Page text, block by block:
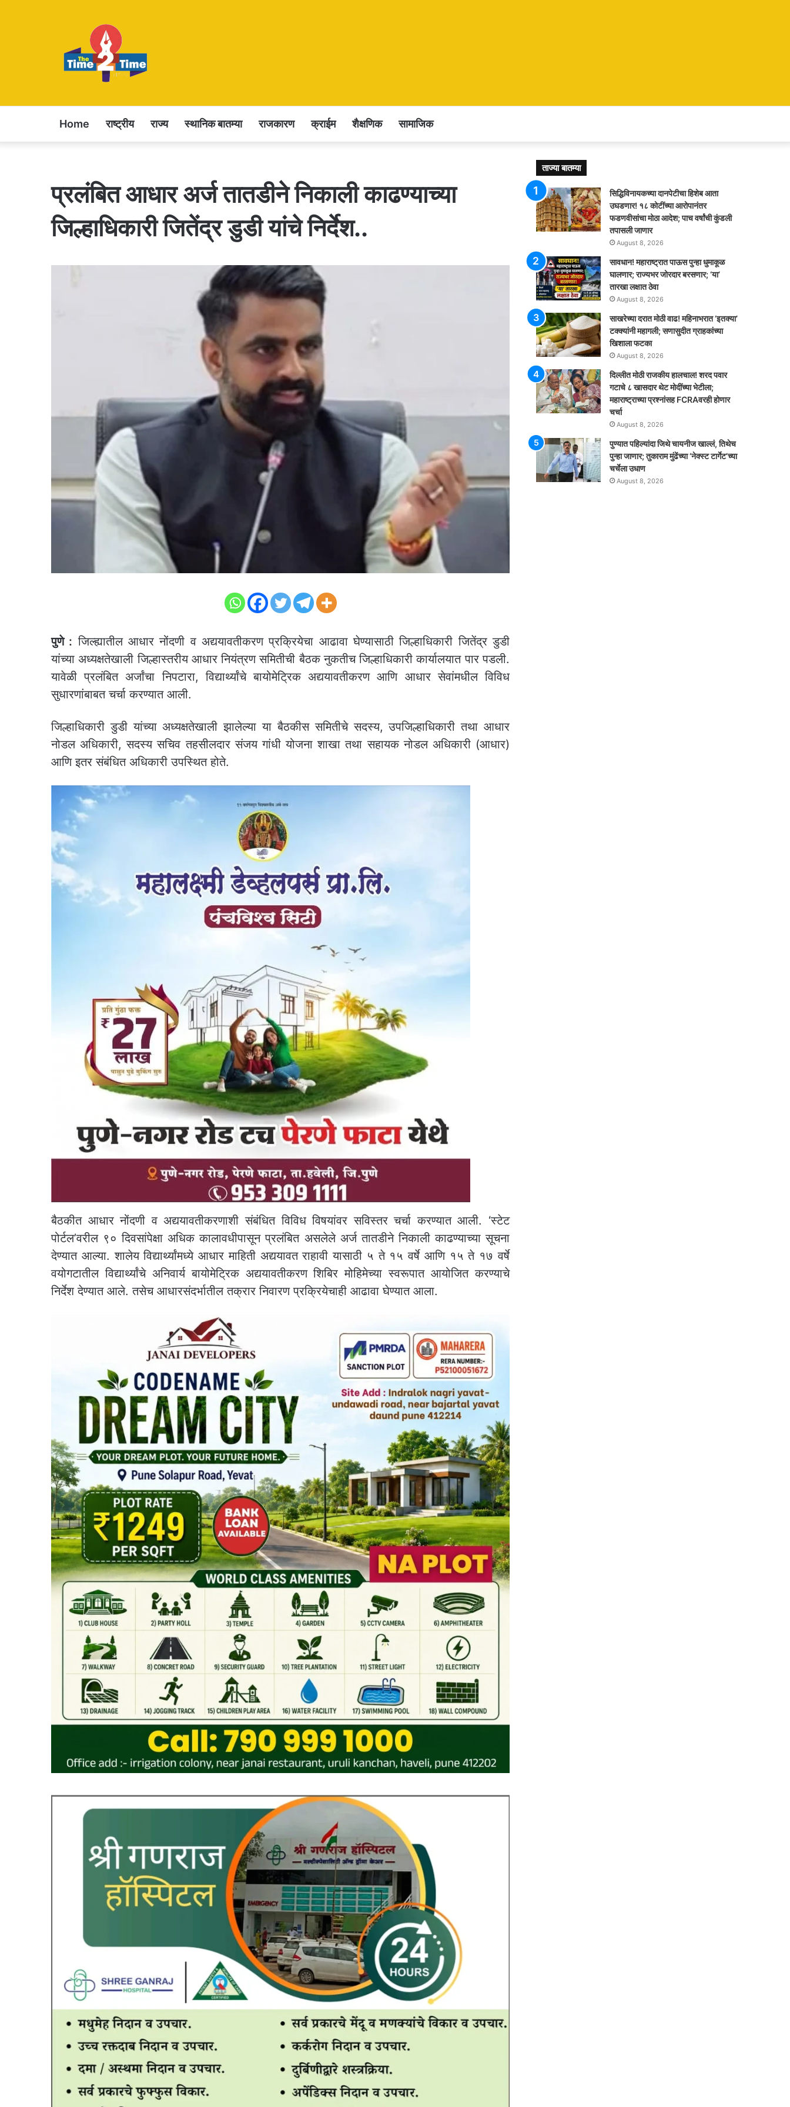
Home राष्ट्रीय राज्य स्थानिक बातम्या राजकारण क्राईम शैक्षणिक सामाजिक
प्रलंबित आधार अर्ज तातडीने निकाली काढण्याच्या
जिल्हाधिकारी जितेंद्र डुडी यांचे निर्देश..
पुणे : जिल्ह्यातील आधार नोंदणी व अद्ययावतीकरण प्रक्रियेचा आढावा घेण्यासाठी जिल्हाधिकारी जितेंद्र डुडी
यांच्या अध्यक्षतेखाली जिल्हास्तरीय आधार नियंत्रण समितीची बैठक नुकतीच जिल्हाधिकारी कार्यालयात पार पडली.
यावेळी प्रलंबित अर्जांचा निपटारा, विद्यार्थ्यांचे बायोमेट्रिक अद्ययावतीकरण आणि आधार सेवांमधील विविध
सुधारणांबाबत चर्चा करण्यात आली.
जिल्हाधिकारी डुडी यांच्या अध्यक्षतेखाली झालेल्या या बैठकीस समितीचे सदस्य, उपजिल्हाधिकारी तथा आधार
नोडल अधिकारी, सदस्य सचिव तहसीलदार संजय गांधी योजना शाखा तथा सहायक नोडल अधिकारी (आधार)
आणि इतर संबंधित अधिकारी उपस्थित होते.
बैठकीत आधार नोंदणी व अद्ययावतीकरणाशी संबंधित विविध विषयांवर सविस्तर चर्चा करण्यात आली. ‘स्टेट
पोर्टल’वरील ९० दिवसांपेक्षा अधिक कालावधीपासून प्रलंबित असलेले अर्ज तातडीने निकाली काढण्याच्या सूचना
देण्यात आल्या. शालेय विद्यार्थ्यांमध्ये आधार माहिती अद्ययावत राहावी यासाठी ५ ते १५ वर्षे आणि १५ ते १७ वर्षे
वयोगटातील विद्यार्थ्यांचे अनिवार्य बायोमेट्रिक अद्ययावतीकरण शिबिर मोहिमेच्या स्वरूपात आयोजित करण्याचे
निर्देश देण्यात आले. तसेच आधारसंदर्भातील तक्रार निवारण प्रक्रियेचाही आढावा घेण्यात आला.
ताज्या बातम्या
सिद्धिविनायकच्या दानपेटीचा हिशेब आता
उघडणार! १८ कोटींच्या आरोपानंतर
फडणवीसांचा मोठा आदेश; पाच वर्षांची कुंडली
तपासली जाणार
August 8, 2026
सावधान! महाराष्ट्रात पाऊस पुन्हा धुमाकूळ
घालणार; राज्यभर जोरदार बरसणार; ‘या’
तारखा लक्षात ठेवा
August 8, 2026
साखरेच्या दरात मोठी वाढ! महिनाभरात ‘इतक्या’
टक्क्यांनी महागली; सणासुदीत ग्राहकांच्या
खिशाला फटका
August 8, 2026
दिल्लीत मोठी राजकीय हालचाल! शरद पवार
गटाचे ८ खासदार थेट मोदींच्या भेटीला;
महाराष्ट्राच्या प्रश्नांसह FCRAवरही होणार
चर्चा
August 8, 2026
पुण्यात पहिल्यांदा जिथे चायनीज खाल्लं, तिथेच
पुन्हा जाणार; तुकाराम मुंढेंच्या ‘नेक्स्ट टार्गेट’च्या
चर्चेला उधाण
August 8, 2026